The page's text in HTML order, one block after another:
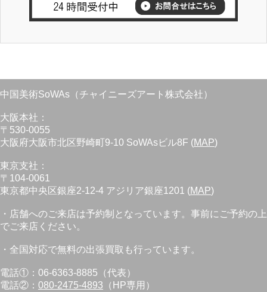
中国美術SoWAs（チャイニーズアート株式会社）
大阪本社：
〒530-0055
大阪府大阪市北区野崎町9-10 SoWAsビル8F (MAP)
東京支社：
〒104-0061
東京都中央区銀座2-12-4 アジリア銀座1201 (MAP)
・店舗へのご来店は予約制となっています。事前にご予約の上
でご来店ください。
・全国対応で無料の出張買取も行っています。
電話①：06-6363-8885（代表）
電話②： 080-2475-4893 （HP専用）